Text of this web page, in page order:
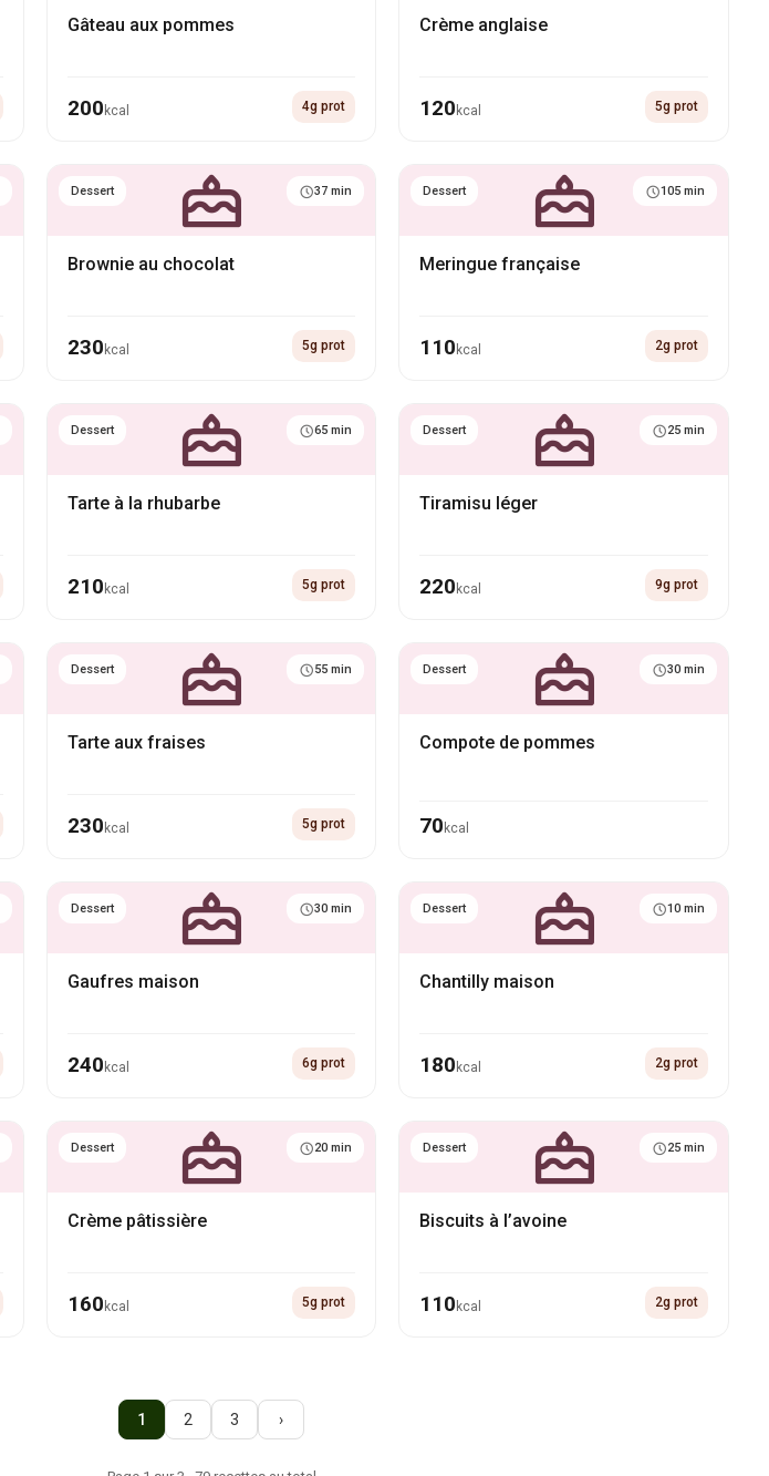
Gâteau aux pommes
200 kcal 4g prot
Crème anglaise
120 kcal 5g prot
Dessert 37 min
Brownie au chocolat
230 kcal 5g prot
Dessert 105 min
Meringue française
110 kcal 2g prot
Dessert 65 min
Tarte à la rhubarbe
210 kcal 5g prot
Dessert 25 min
Tiramisu léger
220 kcal 9g prot
Dessert 55 min
Tarte aux fraises
230 kcal 5g prot
Dessert 30 min
Compote de pommes
70 kcal
Dessert 30 min
Gaufres maison
240 kcal 6g prot
Dessert 10 min
Chantilly maison
180 kcal 2g prot
Dessert 20 min
Crème pâtissière
160 kcal 5g prot
Dessert 25 min
Biscuits à l’avoine
110 kcal 2g prot
1 2 3 ›